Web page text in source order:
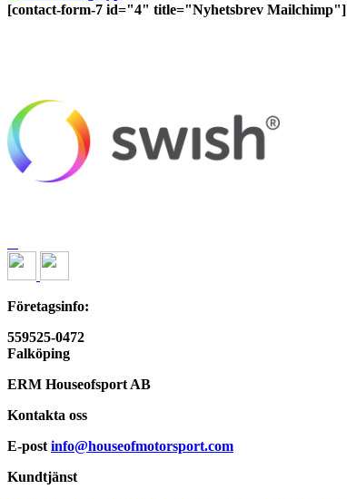
[contact-form-7 id="4" title="Nyhetsbrev Mailchimp"]
Företagsinfo:
559525-0472
Falköping
ERM Houseofsport AB
Kontakta oss
E-post info@houseofmotorsport.com
Kundtjänst